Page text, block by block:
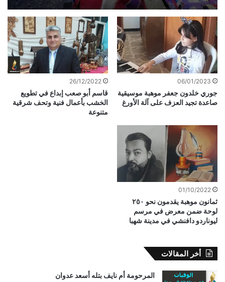
06/01/2023
جوري خلدون جعفر موهبة موسيقية
صاعدة تجيد العزف على آلة الأورغ
26/12/2022
قاسم أبو صعب إبداع في تطويع
الخشب بأعمال فنية وتحف شرقية
متنوعة
01/10/2022
ثمانون موهبة يقدمون نحو ٢٥٠
لوحة ضمن معرض في مرسم
ليوناردو دافنشي في مدينة شهبا
أخر المقالات
المرحومة أم نايف بتله أسعد عدوان